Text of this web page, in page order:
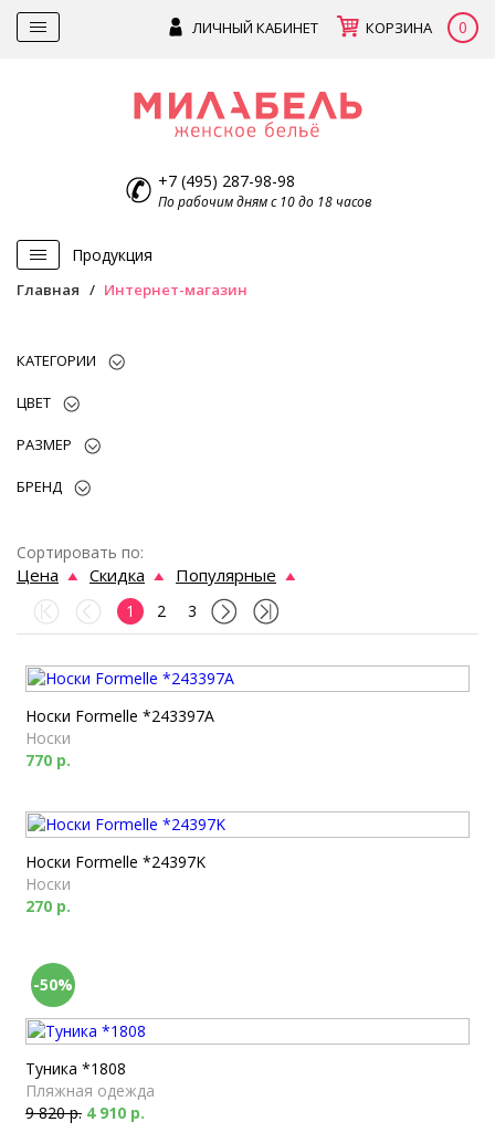
ЛИЧНЫЙ КАБИНЕТ КОРЗИНА 0
+7 (495) 287-98-98
По рабочим дням с 10 до 18 часов
Продукция
Главная Интернет-магазин
КАТЕГОРИИ
ЦВЕТ
РАЗМЕР
БРЕНД
Сортировать по:
Цена Скидка Популярные
1 2 3
Носки Formelle *243397A
Носки
770 р.
Носки Formelle *24397K
Носки
270 р.
-50%
Туника *1808
Пляжная одежда
9 820 р. 4 910 р.